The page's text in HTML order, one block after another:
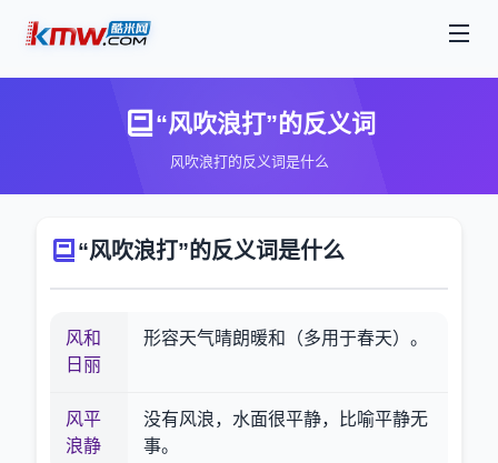
“风吹浪打”的反义词
风吹浪打的反义词是什么
“风吹浪打”的反义词是什么
风和
日丽
形容天气晴朗暖和（多用于春天）。
风平
浪静
没有风浪，水面很平静，比喻平静无
事。